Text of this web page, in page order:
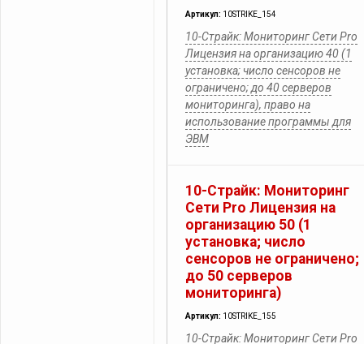
Артикул: 10STRIKE_154
10-Страйк: Мониторинг Сети Pro
Лицензия на организацию 40 (1
установка; число сенсоров не
ограничено; до 40 серверов
мониторинга), право на
использование программы для
ЭВМ
10-Страйк: Мониторинг
Сети Pro Лицензия на
организацию 50 (1
установка; число
сенсоров не ограничено;
до 50 серверов
мониторинга)
Артикул: 10STRIKE_155
10-Страйк: Мониторинг Сети Pro